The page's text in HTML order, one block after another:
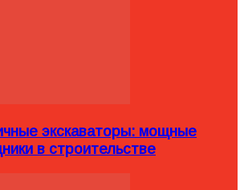
экскаваторы: мощные
в строительстве